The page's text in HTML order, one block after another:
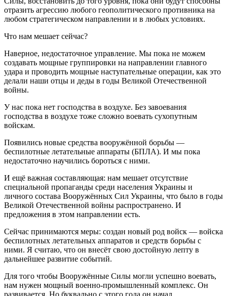
отразить агрессию любого геополитического противника на
любом стратегическом направлении и в любых условиях.
Что нам мешает сейчас?
Наверное, недостаточное управление. Мы пока не можем
создавать мощные группировки на направлении главного
удара и проводить мощные наступательные операции, как это
делали наши отцы и деды в годы Великой Отечественной
войны.
У нас пока нет господства в воздухе. Без завоевания
господства в воздухе тоже сложно воевать сухопутным
войскам.
Появились новые средства вооружённой борьбы —
беспилотные летательные аппараты (БПЛА). И мы пока
недостаточно научились бороться с ними.
И ещё важная составляющая: нам мешает отсутствие
специальной пропаганды среди населения Украины и
личного состава Вооружённых Сил Украины, что было в годы
Великой Отечественной войны распространено. И
предложения в этом направлении есть.
Сейчас принимаются меры: создан новый род войск — войска
беспилотных летательных аппаратов и средств борьбы с
ними. Я считаю, что он внесёт свою достойную лепту в
дальнейшее развитие событий.
Для того чтобы Вооружённые Силы могли успешно воевать,
нам нужен мощный военно-промышленный комплекс. Он
развивается. Но буквально с этого года он начал